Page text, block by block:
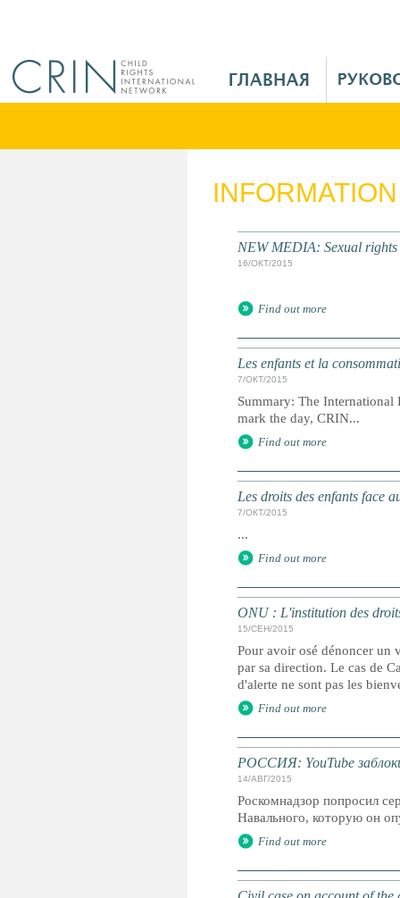
M
NEW MEDIA: Sexual
16/ОКТ/2015
Find out more
Les enfants et la
7/ОКТ/2015
Summary: The
mark the day, CRIN...
Find out more
Les droits des enfants face
7/ОКТ/2015
...
Find out more
ONU : L'institution des
15/СЕН/2015
Pour avoir osé dénoncer un
par sa direction. Le cas de
d'alerte ne sont pas les
Find out more
РОССИЯ: YouTube
14/АВГ/2015
Роскомнадзор попросил
Навального, которую он
Find out more